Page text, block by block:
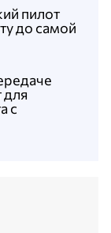
для
с
пилот
до самой